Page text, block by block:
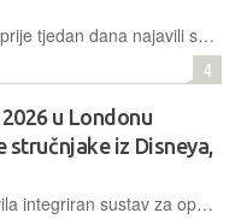
Iz Porezne uprave prije tjedan dana najavili su dvotjednu nedostupnost svojih sustava, potom produljili rokove za predaju obrazaca, da bi nakon nekoliko dana odluke povukli, na opće čuđenje
4
u Londonu
stručnjake iz Disneya,
Fonoa, koja je razvila integriran sustav za oporezivanje globalnih transakcija, ovime nastavlja suradnju s globalnim kompanijama u taxtech industriji organizacijom stručnih konferencija